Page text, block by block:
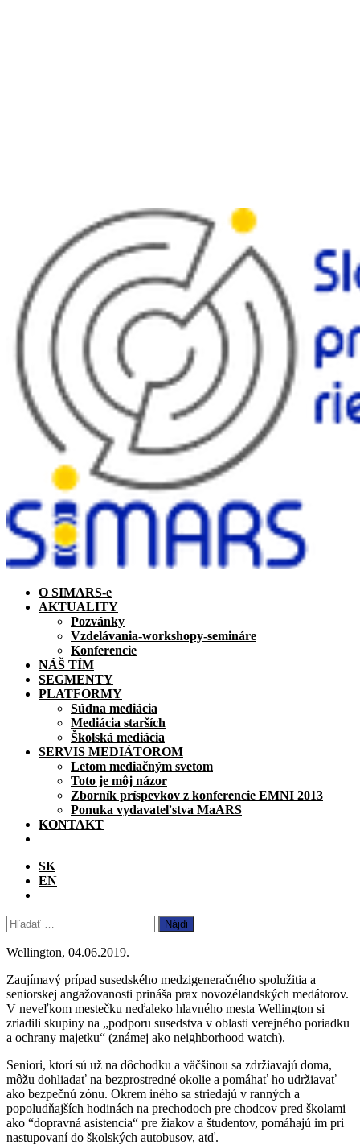
O SIMARS-e
AKTUALITY
Pozvánky
Vzdelávania-workshopy-semináre
Konferencie
NÁŠ TÍM
SEGMENTY
PLATFORMY
Súdna mediácia
Mediácia starších
Školská mediácia
SERVIS MEDIÁTOROM
Letom mediačným svetom
Toto je môj názor
Zborník príspevkov z konferencie EMNI 2013
Ponuka vydavateľstva MaARS
KONTAKT
SK
EN
Hľadať:
Wellington, 04.06.2019.
Zaujímavý prípad susedského medzigeneračného spolužitia a
seniorskej angažovanosti prináša prax novozélandských medátorov.
V neveľkom mestečku neďaleko hlavného mesta Wellington si
zriadili skupiny na „podporu susedstva v oblasti verejného poriadku
a ochrany majetku“ (známej ako neighborhood watch).
Seniori, ktorí sú už na dôchodku a väčšinou sa zdržiavajú doma,
môžu dohliadať na bezprostredné okolie a pomáhať ho udržiavať
ako bezpečnú zónu. Okrem iného sa striedajú v ranných a
popoludňajších hodinách na prechodoch pre chodcov pred školami
ako “dopravná asistencia“ pre žiakov a študentov, pomáhajú im pri
nastupovaní do školských autobusov, atď.